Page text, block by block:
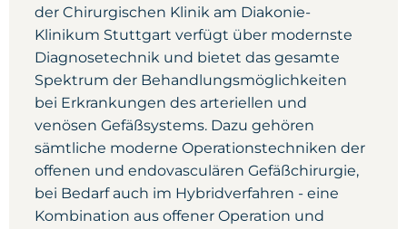
der Chirurgischen Klinik am Diakonie-
Klinikum Stuttgart verfügt über modernste
Diagnosetechnik und bietet das gesamte
Spektrum der Behandlungsmöglichkeiten
bei Erkrankungen des arteriellen und
venösen Gefäßsystems. Dazu gehören
sämtliche moderne Operationstechniken der
offenen und endovasculären Gefäßchirurgie,
bei Bedarf auch im Hybridverfahren - eine
Kombination aus offener Operation und